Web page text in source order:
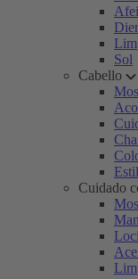
Sol
Cabello
Cuidado